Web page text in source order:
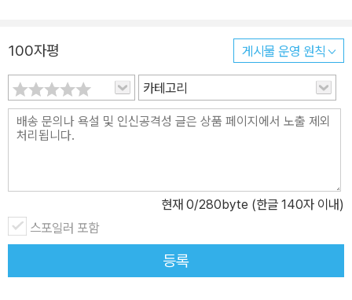
를 통해 실무 레벨 업! 저자가 운영하는 유튜브 채널을 통해 강의 영상
을 제공합니다. 책의 설명 중 더 알고 싶은 내용과 데이터 시각화를 공
부하는 데 있어 필요한 내용을 저자의 유튜브 영상을 통해 습득할 수
있습니다. 어떤 독자를 위한 책인가? ● 데이터 시각화를 배우고 싶
은 분 ● 배워서 바로 쓰는 툴을 선호하는 분 ● 좀 더 효율적으로 업
무 시간 단축을 원하는 분
100자평 게시물 운영 원칙
카테고리
현재 0/280byte (한글 140자 이내)
스포일러 포함
등록